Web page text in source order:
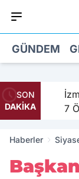
GÜNDEM
SON
DAKİKA
7
Haberler